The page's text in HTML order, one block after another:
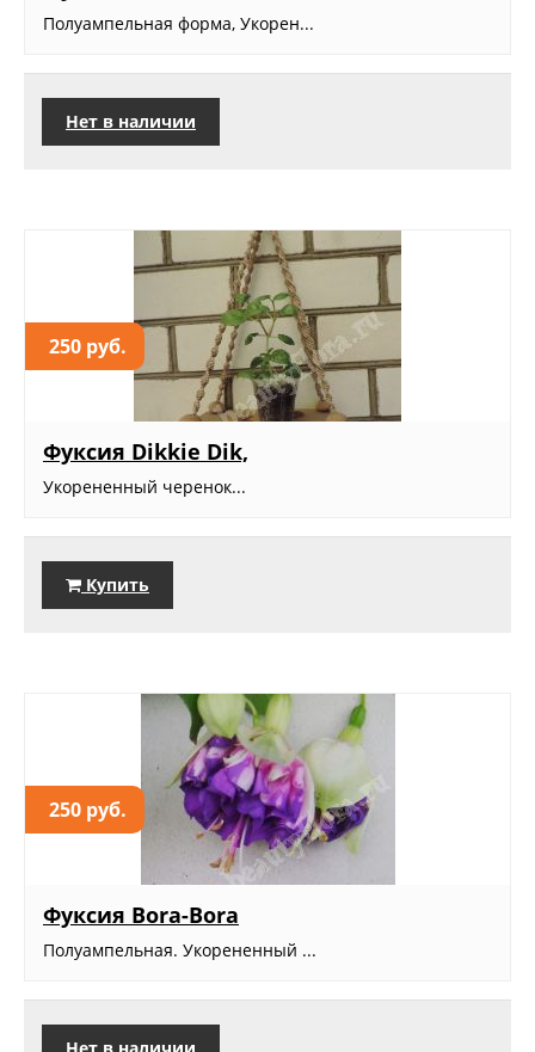
Полуампельная форма, Укорен...
Нет в наличии
250 руб.
Фуксия Dikkie Dik,
Укорененный черенок...
Купить
250 руб.
Фуксия Bora-Bora
Полуампельная. Укорененный ...